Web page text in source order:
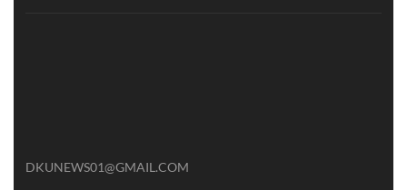
DKUNEWS01@GMAIL.COM